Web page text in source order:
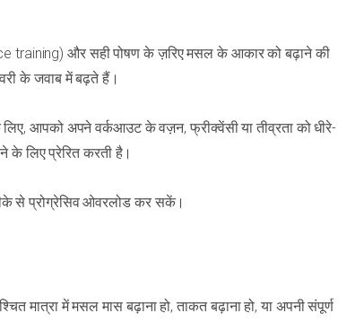
training) और सही पोषण के ज़रिए मसल के आकार को बढ़ाने की
के जवाब में बढ़ते हैं।
आपको अपने वर्कआउट के वज़न, फ्रीक्वेंसी या तीव्रता को धीरे-
के लिए प्रेरित करती है।
से प्रोग्रेसिव ओवरलोड कर सकें।
मात्रा में मसल मास बढ़ाना हो, ताकत बढ़ाना हो, या अपनी संपूर्ण